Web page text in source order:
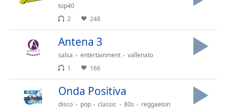
window.
Opacity
top40
2
248
Antena 3
salsa entertainment
vallenato
1
166
Onda Positiva
disco pop classic 80s
reggaeton